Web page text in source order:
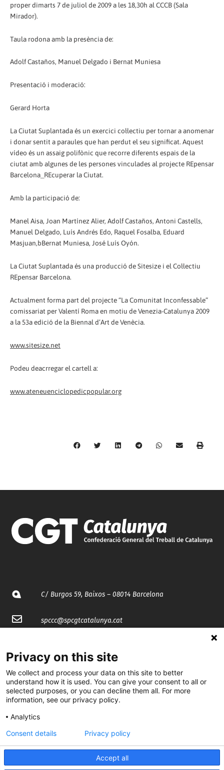
proper dimarts 7 de juliol de 2009 a les 18,30h al CCCB (Sala
Mirador).
Taula rodona amb la presència de:
Adolf Castaños, Manuel Delgado i Bernat Muniesa
Presentació i moderació:
Gerard Horta
La Ciutat Suplantada és un exercici col·lectiu per tornar a anomenar
i donar sentit a paraules que han perdut el seu significat. Aquest
vídeo és un assaig polifònic que recorre diferents espais de la
ciutat amb algunes de les persones vinculades al projecte REpensar
Barcelona_REcuperar la Ciutat.
Amb la participació de:
Manel Aisa, Joan Martínez Alier, Adolf Castaños, Antoni Castells,
Manuel Delgado, Luís Andrés Edo, Raquel Fosalba, Eduard
Masjuan,bBernat Muniesa, José Luís Oyón.
La Ciutat Suplantada és una producció de Sitesize i el Col·lectiu
REpensar Barcelona.
Actualment forma part del projecte “La Comunitat Inconfessable”
comissariat per Valentí Roma en motiu de Venezia-Catalunya 2009
a la 53a edició de la Biennal d’Art de Venècia.
www.sitesize.net
Podeu deacrregar el cartell a:
www.ateneuenciclopedicpopular.org
C/ Burgos 59, Baixos – 08014 Barcelona
spccc@spcgtcatalunya.cat
@CGTCatalunya
cgtcatalunya
cgtcatalunya
Privacy on this site
We collect and process your data on this site to better
understand how it is used. You can give your consent to all or
selected purposes, or you can decline them all. For more
information, see our privacy policy.
Analytics
Accept all
Consent details Privacy policy